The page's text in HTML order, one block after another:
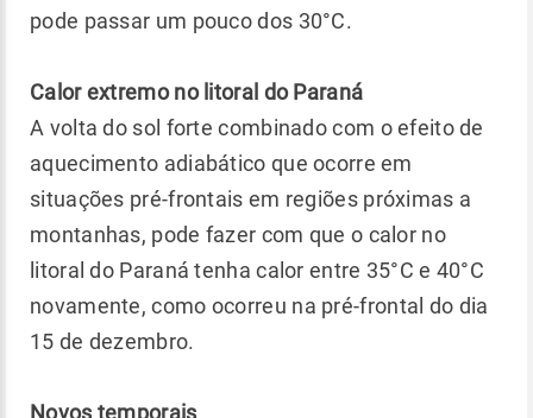
pode passar um pouco dos 30°C.
Calor extremo no litoral do Paraná
A volta do sol forte combinado com o efeito de
aquecimento adiabático que ocorre em
situações pré-frontais em regiões próximas a
montanhas, pode fazer com que o calor no
litoral do Paraná tenha calor entre 35°C e 40°C
novamente, como ocorreu na pré-frontal do dia
15 de dezembro.
Novos temporais